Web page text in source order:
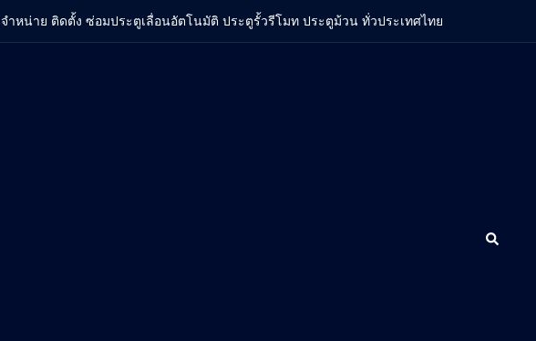
จำหน่าย ติดตั้ง ซ่อมประตูเลื่อนอัตโนมัติ ประตูรั้วรีโมท ประตูม้วน ทั่วประเทศไทย
Search